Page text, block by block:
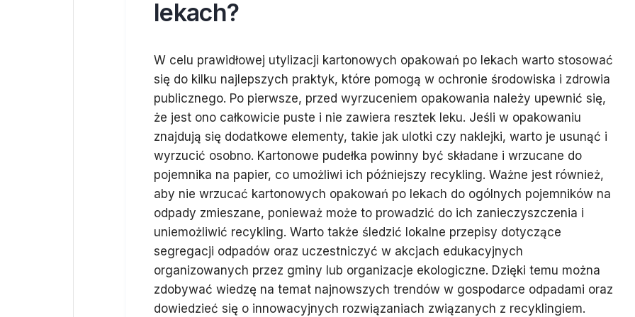
lekach?
W celu prawidłowej utylizacji kartonowych opakowań po lekach warto stosować
się do kilku najlepszych praktyk, które pomogą w ochronie środowiska i zdrowia
publicznego. Po pierwsze, przed wyrzuceniem opakowania należy upewnić się,
że jest ono całkowicie puste i nie zawiera resztek leku. Jeśli w opakowaniu
znajdują się dodatkowe elementy, takie jak ulotki czy naklejki, warto je usunąć i
wyrzucić osobno. Kartonowe pudełka powinny być składane i wrzucane do
pojemnika na papier, co umożliwi ich późniejszy recykling. Ważne jest również,
aby nie wrzucać kartonowych opakowań po lekach do ogólnych pojemników na
odpady zmieszane, ponieważ może to prowadzić do ich zanieczyszczenia i
uniemożliwić recykling. Warto także śledzić lokalne przepisy dotyczące
segregacji odpadów oraz uczestniczyć w akcjach edukacyjnych
organizowanych przez gminy lub organizacje ekologiczne. Dzięki temu można
zdobywać wiedzę na temat najnowszych trendów w gospodarce odpadami oraz
dowiedzieć się o innowacyjnych rozwiązaniach związanych z recyklingiem.